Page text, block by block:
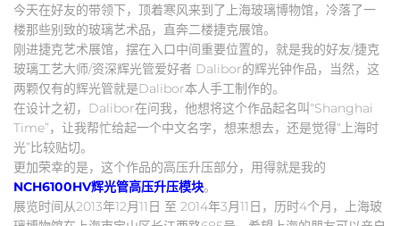
今天在好友的带领下，顶着寒风来到了上海玻璃博物馆，冷落了一
楼那些别致的玻璃艺术品，直奔二楼捷克展馆。
刚进捷克艺术展馆，摆在入口中间重要位置的，就是我的好友/捷克
玻璃工艺大师/资深辉光管爱好者 Dalibor的辉光钟作品，当然，这
两颗仅有的辉光管就是Dalibor本人手工制作的。
在设计之初，Dalibor在问我，他想将这个作品起名叫“Shanghai
Time”，让我帮忙给起一个中文名字，想来想去，还是觉得“上海时
光”比较贴切。
更加荣幸的是，这个作品的高压升压部分，用得就是我的
NCH6100HV辉光管高压升压模块。
展览时间从2013年12月11日 至 2014年3月11日，历时4个月，上海玻